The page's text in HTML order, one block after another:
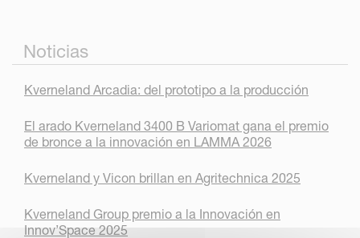
Noticias
Kverneland Arcadia: del prototipo a la producción
El arado Kverneland 3400 B Variomat gana el premio
de bronce a la innovación en LAMMA 2026
Kverneland y Vicon brillan en Agritechnica 2025
Kverneland Group premio a la Innovación en
Innov’Space 2025